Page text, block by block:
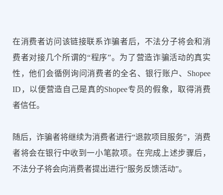
在消费者访问该链接联系诈骗者后，不法分子将会和消
费者对接几个所谓的“程序”。为了营造诈骗活动的真实
性，他们会循例询问消费者的全名、银行账户、Shopee
ID，以便营造自己是真的Shopee专员的假象，取得消费
者信任。
随后，诈骗者将继续为消费者进行“退款项目服务”，消费
者将会在银行中收到一小笔款项。在完成上述步骤后，
不法分子将会向消费者提出进行“服务反馈活动”。